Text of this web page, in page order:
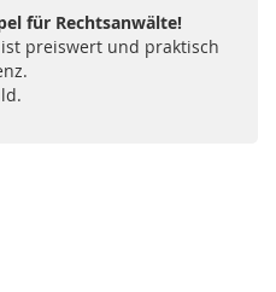
für Rechtsanwälte!
preiswert und praktisch